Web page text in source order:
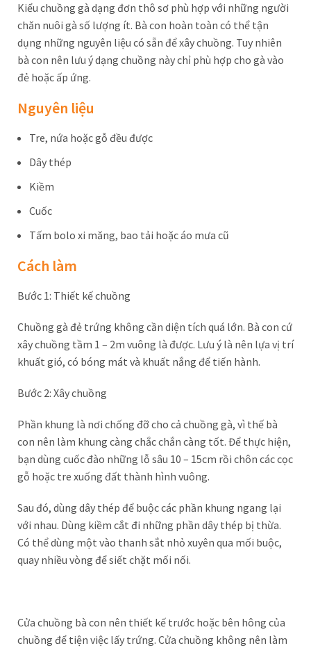
Kiểu chuồng gà dạng đơn thô sơ phù hợp với những người
chăn nuôi gà số lượng ít. Bà con hoàn toàn có thể tận
dụng những nguyên liệu có sẵn để xây chuồng. Tuy nhiên
bà con nên lưu ý dạng chuồng này chỉ phù hợp cho gà vào
đẻ hoặc ấp ứng.
Nguyên liệu
Tre, nứa hoặc gỗ đều được
Dây thép
Kiềm
Cuốc
Tấm bolo xi măng, bao tải hoặc áo mưa cũ
Cách làm
Bước 1: Thiết kế chuồng
Chuồng gà đẻ trứng không cần diện tích quá lớn. Bà con cứ
xây chuồng tầm 1 – 2m vuông là được. Lưu ý là nên lựa vị trí
khuất gió, có bóng mát và khuất nắng để tiến hành.
Bước 2: Xây chuồng
Phần khung là nơi chống đỡ cho cả chuồng gà, vì thế bà
con nên làm khung càng chắc chắn càng tốt. Để thực hiện,
bạn dùng cuốc đào những lỗ sâu 10 – 15cm rồi chôn các cọc
gỗ hoặc tre xuống đất thành hình vuông.
Sau đó, dùng dây thép để buộc các phần khung ngang lại
với nhau. Dùng kiềm cắt đi những phần dây thép bị thừa.
Có thể dùng một vào thanh sắt nhỏ xuyên qua mối buộc,
quay nhiều vòng để siết chặt mối nối.
Cửa chuồng bà con nên thiết kế trước hoặc bên hông của
chuồng để tiện việc lấy trứng. Cửa chuồng không nên làm